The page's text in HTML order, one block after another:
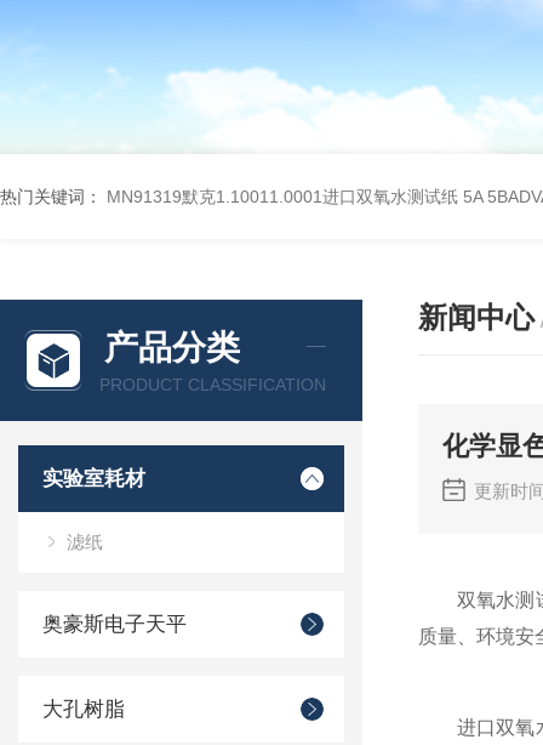
热门关键词： MN91319默克1.10011.0001进口双氧水测试纸 5A
产品分类
PRODUCT CLASSIFICATION
实验室耗材
滤纸
奥豪斯电子天平
大孔树脂
新闻中心
化学显
更新时
双氧水测试
质量、环境安
进口双氧水